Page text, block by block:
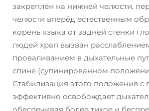
закреплён на нижней челюсти,
челюсти вперёд естественным
корень языка от задней стенки
людей храп вызван
проваливанием в дыхательные
спине (супинированном
Стабилизация этого положения
эффективно освобождает